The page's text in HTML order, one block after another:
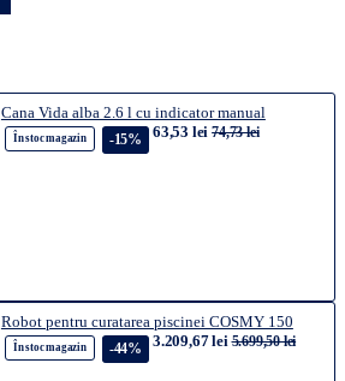
Cana Vida alba 2.6 l cu indicator manual
În stoc magazin -15% 63,53 lei 74,73 lei
Robot pentru curatarea piscinei COSMY 150
În stoc magazin -44% 3.209,67 lei 5.699,50 lei